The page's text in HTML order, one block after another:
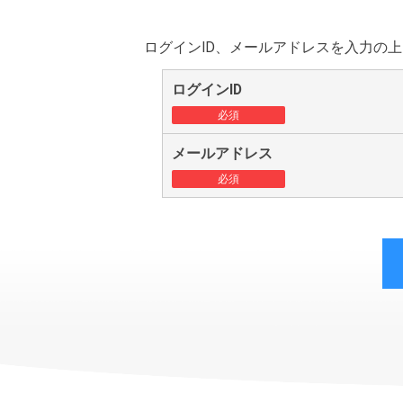
ログインID、メールアドレスを入力の
ログインID
必須
メールアドレス
必須